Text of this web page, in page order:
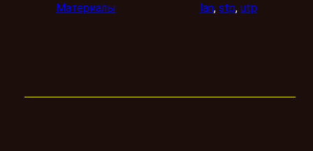
Материалы lan, stp, utp